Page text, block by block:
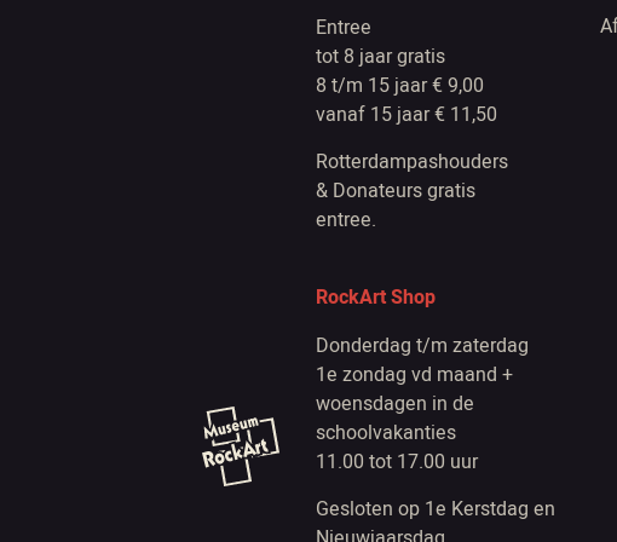
Entree
tot 8 jaar gratis
8 t/m 15 jaar € 9,00
vanaf 15 jaar € 11,50
Rotterdampashouders
& Donateurs gratis
entree.
RockArt Shop
Donderdag t/m zaterdag
1e zondag vd maand +
woensdagen in de
schoolvakanties
11.00 tot 17.00 uur
Gesloten op 1e Kerstdag en